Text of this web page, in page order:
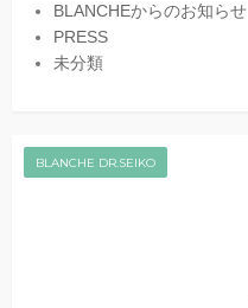
BLANCHEからのお知らせ
PRESS
未分類
BLANCHE DR.SEIKO